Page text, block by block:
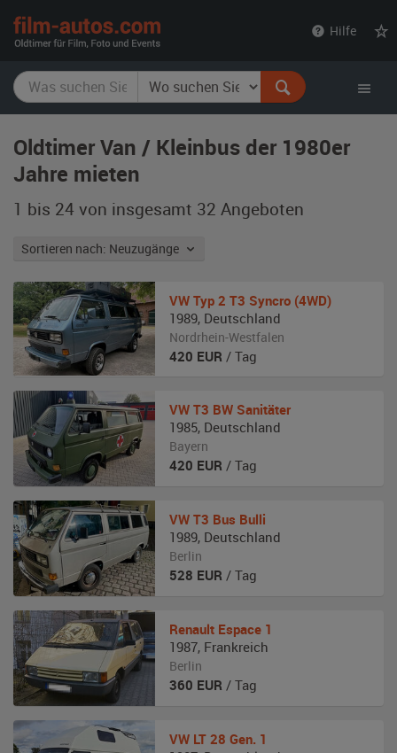
Hilfe
Oldtimer Van / Kleinbus der 1980er
Jahre mieten
1 bis 24 von insgesamt 32 Angeboten
Sortieren nach: Neuzugänge
VW Typ 2 T3 Syncro (4WD)
1989, Deutschland
Nordrhein-Westfalen
420 EUR / Tag
VW T3 BW Sanitäter
1985, Deutschland
Bayern
420 EUR / Tag
VW T3 Bus Bulli
1989, Deutschland
Berlin
528 EUR / Tag
Renault Espace 1
1987, Frankreich
Berlin
360 EUR / Tag
VW LT 28 Gen. 1